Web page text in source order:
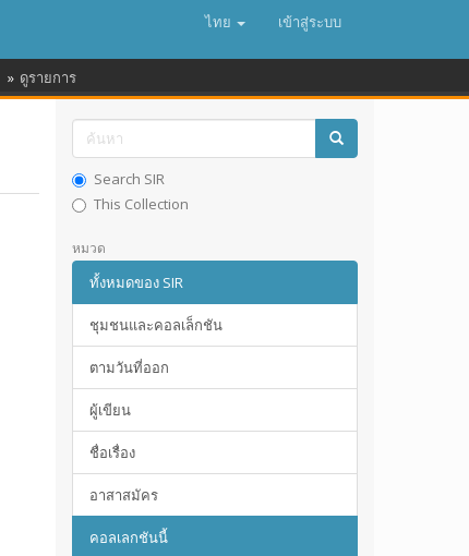
ไทย เข้าสู่ระบบ
ดูรายการ
Search SIR
This Collection
หมวด
ทั้งหมดของ SIR
ชุมชนและคอลเล็กชัน
ตามวันที่ออก
ผู้เขียน
ชื่อเรื่อง
อาสาสมัคร
คอลเลกชันนี้